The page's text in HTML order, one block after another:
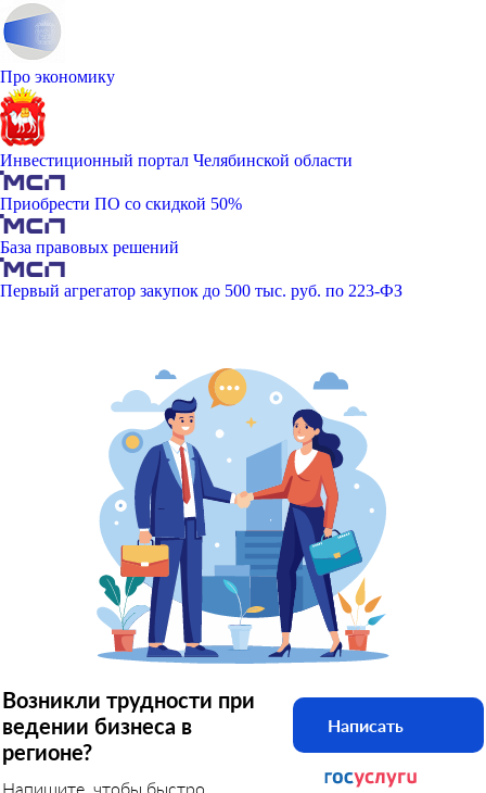
Про экономику
Инвестиционный портал Челябинской области
Приобрести ПО со скидкой 50%
База правовых решений
Первый агрегатор закупок до 500 тыс. руб. по 223-ФЗ
Возникли трудности при
ведении бизнеса в
регионе?
Напишите, чтобы быстро
Написать